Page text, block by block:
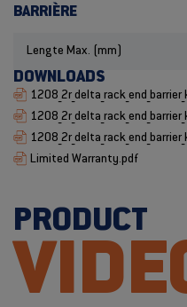
BARRIÈRE
Lengte Max. (mm)
DOWNLOADS
Limited Warranty.pdf
PRODUCT